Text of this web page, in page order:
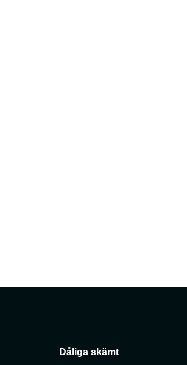
Dåliga skämt